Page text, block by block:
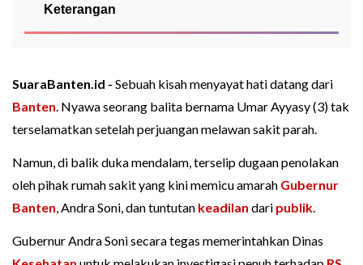
Keterangan
SuaraBanten.id - Sebuah kisah menyayat hati datang dari
Banten. Nyawa seorang balita bernama Umar Ayyasy (3) tak
terselamatkan setelah perjuangan melawan sakit parah.
Namun, di balik duka mendalam, terselip dugaan penolakan
oleh pihak rumah sakit yang kini memicu amarah Gubernur
Banten, Andra Soni, dan tuntutan keadilan dari publik.
Gubernur Andra Soni secara tegas memerintahkan Dinas